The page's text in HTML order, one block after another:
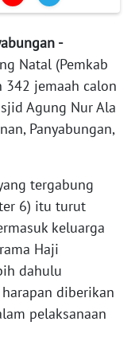
-
Natal (Pemkab
342 jemaah calon
Agung Nur Ala
Panyabungan,
tergabung
6) itu turut
keluarga
Haji
dahulu
diberikan
pelaksanaan